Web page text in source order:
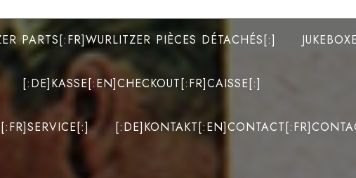
PARTS[:FR]WURLITZER PIÈCES DÉTACHÉS[:]
[:DE]KASSE[:EN]CHECKOUT[:FR]CAISSE[:]